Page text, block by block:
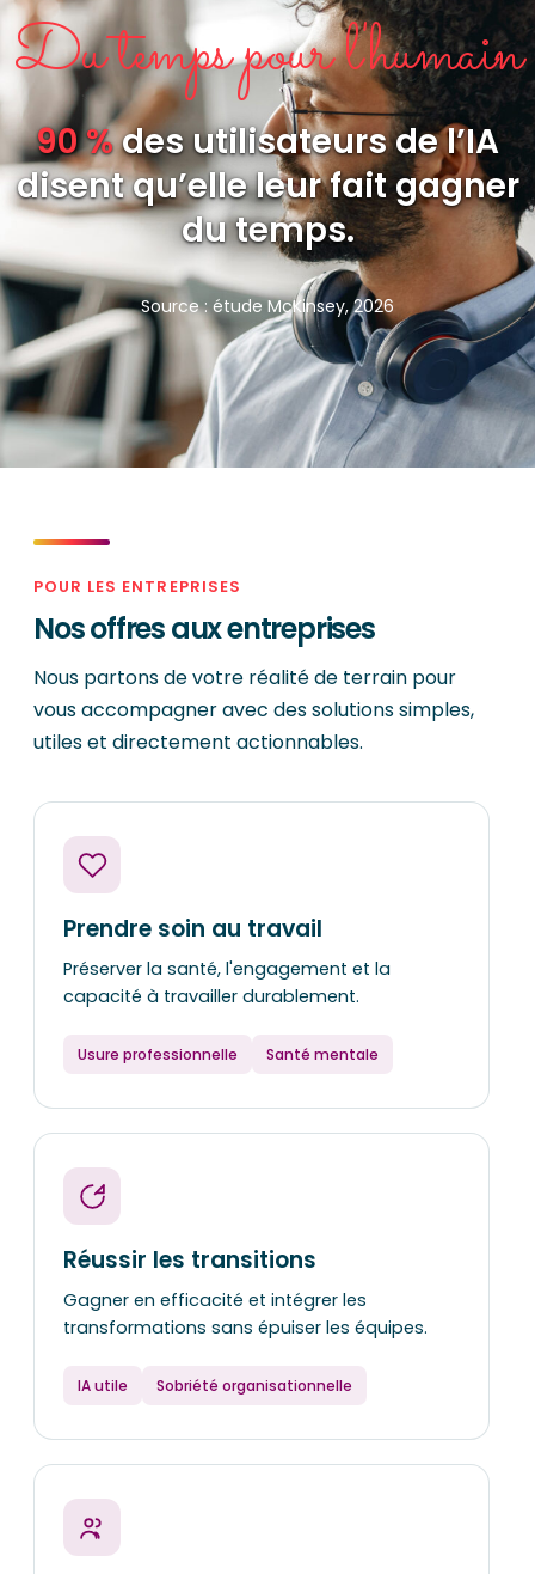
Du temps pour l'humain
90 %des utilisateurs de l’IA
disent qu’elle leur fait gagner
du temps.
Source : étude McKinsey, 2026
POUR LES ENTREPRISES
Nos offres aux entreprises
Nous partons de votre réalité de terrain pour
vous accompagner avec des solutions simples,
utiles et directement actionnables.
Prendre soin au travail
Préserver la santé, l'engagement et la
capacité à travailler durablement.
Usure professionnelle Santé mentale
Réussir les transitions
Gagner en efficacité et intégrer les
transformations sans épuiser les équipes.
IA utile Sobriété organisationnelle